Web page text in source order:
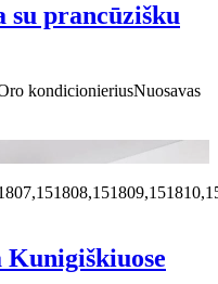
su prancūzišku
kondicionieriusNuosavas
Kunigiškiuose